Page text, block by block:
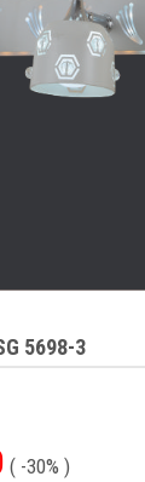
5698-3
( -30% )